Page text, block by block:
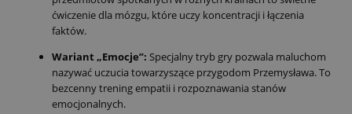
ćwiczenie dla mózgu, które uczy koncentracji i łączenia
faktów.
Wariant „Emocje”: Specjalny tryb gry pozwala maluchom
nazywać uczucia towarzyszące przygodom Przemysława. To
bezcenny trening empatii i rozpoznawania stanów
emocjonalnych.